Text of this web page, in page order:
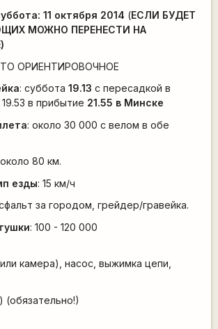
11 октября 2014 (ЕСЛИ БУДЕТ
МОЖНО ПЕРЕНЕСТИ НА
ОРИЕНТИРОВОЧНОЕ
: суббота 19.13 с пересадкой в
в прибытие 21.55 в Минске
: около 30 000 с велом в обе
80 км.
езды: 15 км/ч
за городом, грейдер/гравейка.
: 100 - 120 000
камера), насос, выжимка цепи,
(обязательно!)